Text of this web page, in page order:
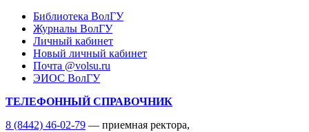
Библиотека ВолГУ
Журналы ВолГУ
Личный кабинет
Новый личный кабинет
Почта @volsu.ru
ЭИОС ВолГУ
ТЕЛЕФОННЫЙ СПРАВОЧНИК
8 (8442) 46-02-79 — приемная ректора,